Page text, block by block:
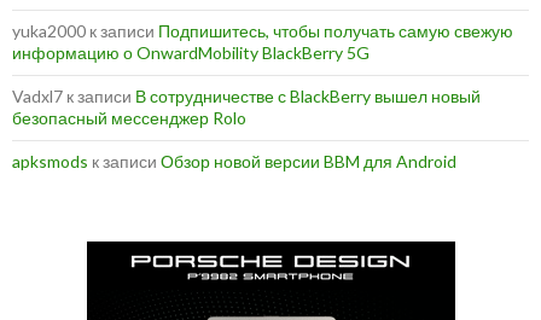
yuka2000 к записи Подпишитесь, чтобы получать самую свежую
информацию о OnwardMobility BlackBerry 5G
Vadxl7 к записи В сотрудничестве с BlackBerry вышел новый
безопасный мессенджер Rolo
apksmods к записи Обзор новой версии BBM для Android